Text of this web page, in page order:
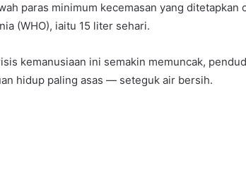
paras minimum kecemasan yang ditetapkan
(WHO), iaitu 15 liter sehari.
kemanusiaan ini semakin memuncak,
hidup paling asas — seteguk air bersih.